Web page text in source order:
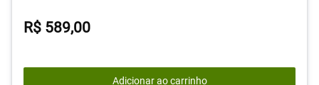
R$ 589,00
Adicionar ao carrinho